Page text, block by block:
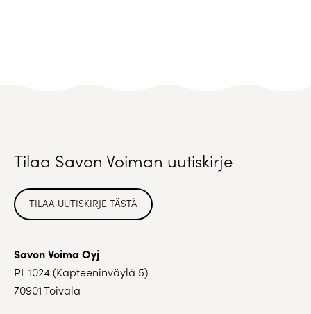
Tilaa Savon Voiman uutiskirje
TILAA UUTISKIRJE TÄSTÄ
Savon Voima Oyj
PL 1024 (Kapteeninväylä 5)
70901 Toivala